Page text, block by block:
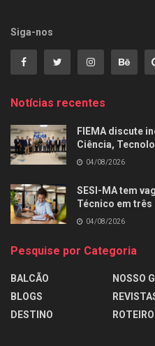
Siga-nos
Notícias recentes
FIEMA discute
Ciência,
04/08/2026
SESI-MA tem
Técnico em
04/08/2026
Pesquise por Categoria
BALCÃO
BLOGS
DESTINO
NOSSO
ROTEIRO